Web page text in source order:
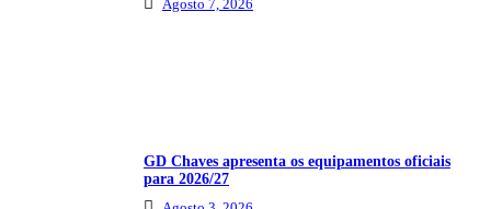
Agosto 7, 2026
GD Chaves apresenta os equipamentos oficiais
para 2026/27